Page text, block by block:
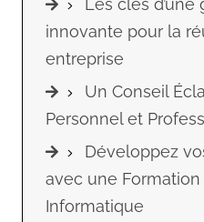
Les clés
innovante pour la
entreprise
Un Conseil
Personnel et
Développez
avec une
Informatique